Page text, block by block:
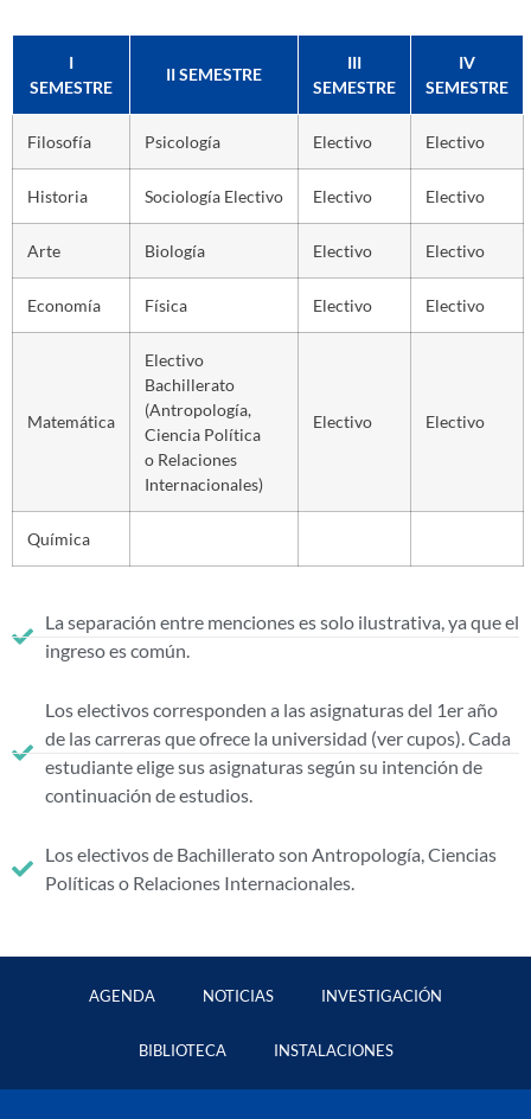
I
SEMESTRE
II SEMESTRE
III
SEMESTRE
IV
SEMESTRE
Filosofía Psicología Electivo Electivo
Historia Sociología Electivo Electivo Electivo
Arte Biología Electivo Electivo
Economía Física Electivo Electivo
Matemática
Electivo
Bachillerato
(Antropología,
Ciencia Política
o Relaciones
Internacionales)
Electivo Electivo
Química
La separación entre menciones es solo ilustrativa, ya que el
ingreso es común.
Los electivos corresponden a las asignaturas del 1er año
de las carreras que ofrece la universidad (ver cupos). Cada
estudiante elige sus asignaturas según su intención de
continuación de estudios.
Los electivos de Bachillerato son Antropología, Ciencias
Políticas o Relaciones Internacionales.
AGENDA NOTICIAS INVESTIGACIÓN
BIBLIOTECA INSTALACIONES